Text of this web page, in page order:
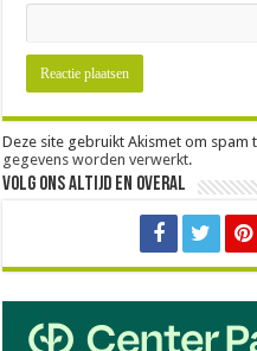
Deze site gebruikt Akismet om spam
gegevens worden verwerkt.
Volg ons altijd en overal